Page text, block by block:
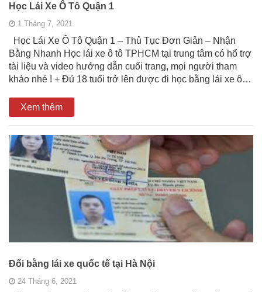
Học Lái Xe Ô Tô Quận 1
1 Tháng 7, 2021
Học Lái Xe Ô Tô Quận 1 – Thủ Tục Đơn Giản – Nhận
Bằng Nhanh Học lái xe ô tô TPHCM tại trung tâm có hổ trợ
tài liệu và video hướng dẫn cuối trang, mọi người tham
khảo nhé ! + Đủ 18 tuổi trở lên được đi học bằng lái xe ô…
Xem thêm
Đổi bằng lái xe quốc tế tại Hà Nội
24 Tháng 6, 2021